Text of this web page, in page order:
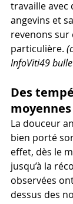
travaille avec
angevins et
revenons sur
particulière.
InfoViti49
Des
La douceur
bien porté
effet, dès le
jusqu’à la
observées
dessus des